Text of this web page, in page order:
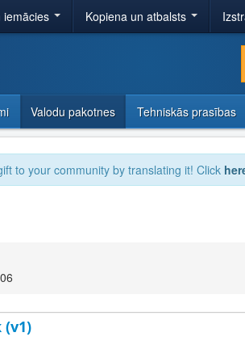
iemācies Kopiena un atbalsts
Valodu pakotnes Tehniskās prasības
to your community by translating it! Click
(v1)